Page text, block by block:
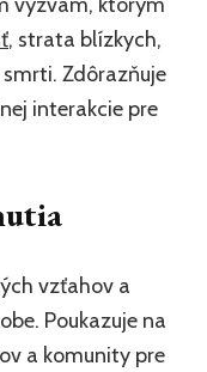
, strata blízkych,
smrti. Zdôrazňuje
interakcie pre
vzťahov a
Poukazuje na
a komunity pre